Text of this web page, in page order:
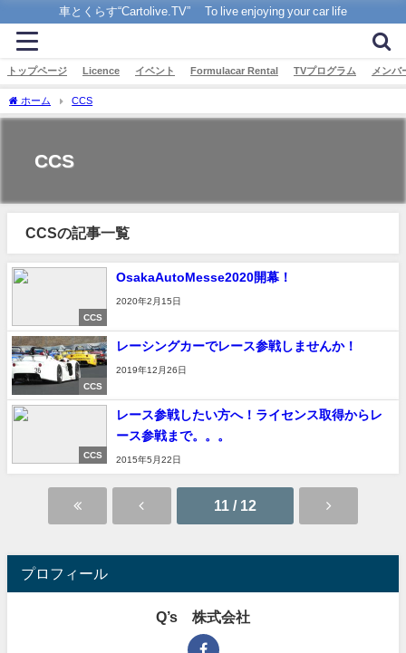
車とくらす“Cartolive.TV” To live enjoying your car life
トップページ Licence イベント Formulacar Rental TVプログラム メンバ
ホーム CCS
CCS
CCSの記事一覧
CCS
OsakaAutoMesse2020開幕！
2020年2月15日
CCS
レーシングカーでレース参戦しませんか！
2019年12月26日
CCS
レース参戦したい方へ！ライセンス取得からレ
ース参戦まで。。。
2015年5月22日
11 / 12
プロフィール
Q’s 株式会社